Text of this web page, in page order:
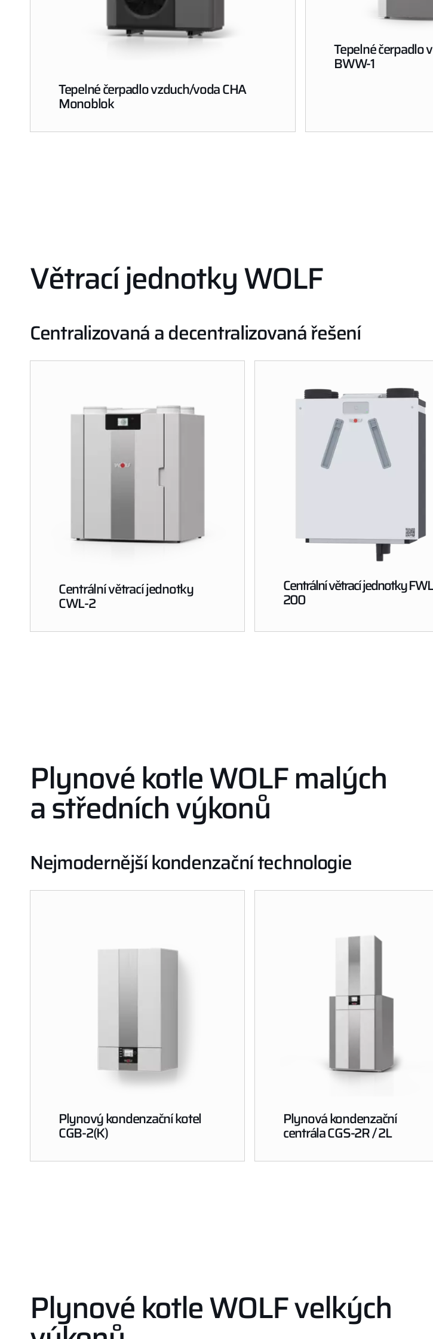
Tepelné čerpadlo vzduch/voda CHA
Monoblok
Tepelné čerpadlo
BWW-1
Větrací jednotky WOLF
Centralizovaná a decentralizovaná řešení
Centrální větrací jednotky
CWL-2
Centrální větrací jednotky
200
Plynové kotle WOLF malých
a středních výkonů
Nejmodernější kondenzační technologie
Plynový kondenzační kotel
CGB-2(K)
Plynová kondenzační
centrála CGS-2R / 2L
Plynové kotle WOLF velkých